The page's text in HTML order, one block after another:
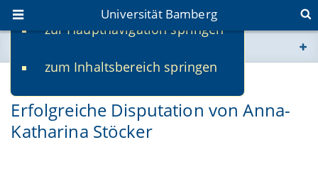
zur Hauptnavigation springen
zum Inhaltsbereich springen
Universität Bamberg
www.uni-bamberg.de
univis.uni-bamberg.de
Erfolgreiche Disputation von Anna-
Katharina Stöcker